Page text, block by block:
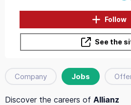
Follow
See the
Company Jobs
Discover the careers of Allianz